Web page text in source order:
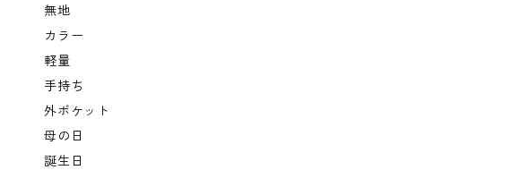
無地
カラー
軽量
手持ち
外ポケット
母の日
誕生日